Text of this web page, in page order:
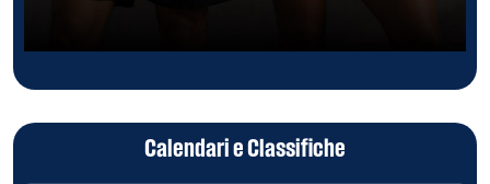
Calendari e Classifiche